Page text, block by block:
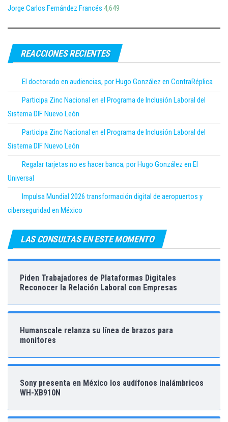
Jorge Carlos Fernández Francés 4,649
REACCIONES RECIENTES
El doctorado en audiencias, por Hugo González en ContraRéplica
Participa Zinc Nacional en el Programa de Inclusión Laboral del
Sistema DIF Nuevo León
Participa Zinc Nacional en el Programa de Inclusión Laboral del
Sistema DIF Nuevo León
Regalar tarjetas no es hacer banca; por Hugo González en El
Universal
Impulsa Mundial 2026 transformación digital de aeropuertos y
ciberseguridad en México
LAS CONSULTAS EN ESTE MOMENTO
Piden Trabajadores de Plataformas Digitales
Reconocer la Relación Laboral con Empresas
Humanscale relanza su línea de brazos para
monitores
Sony presenta en México los audífonos inalámbricos
WH-XB910N